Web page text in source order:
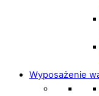
Wyposażenie